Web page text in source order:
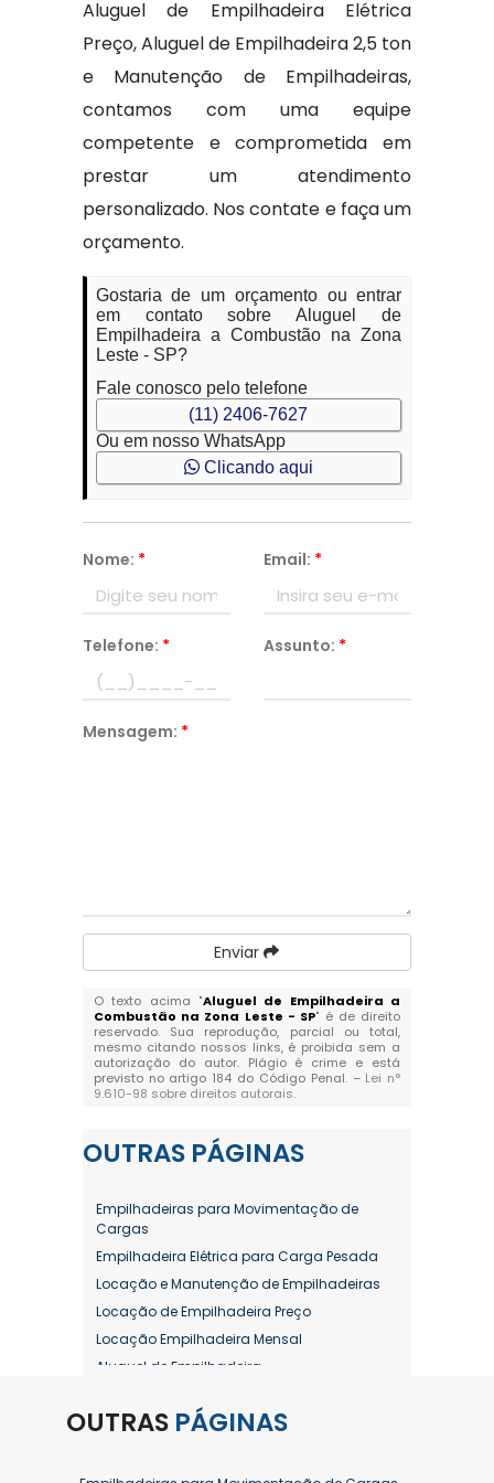
Aluguel de Empilhadeira Elétrica
Preço, Aluguel de Empilhadeira 2,5 ton
e Manutenção de Empilhadeiras,
contamos com uma equipe
competente e comprometida em
prestar um atendimento
personalizado. Nos contate e faça um
orçamento.
Gostaria de um orçamento ou entrar
em contato sobre Aluguel de
Empilhadeira a Combustão na Zona
Leste - SP?
Fale conosco pelo telefone
(11) 2406-7627
Ou em nosso WhatsApp
Clicando aqui
Nome: * Email: *
Telefone: * Assunto: *
Mensagem: *
Enviar
O texto acima "Aluguel de Empilhadeira a
Combustão na Zona Leste - SP" é de direito
reservado. Sua reprodução, parcial ou total,
mesmo citando nossos links, é proibida sem a
autorização do autor. Plágio é crime e está
previsto no artigo 184 do Código Penal. – Lei n°
9.610-98 sobre direitos autorais.
OUTRAS PÁGINAS
Empilhadeiras para Movimentação de
Cargas
Empilhadeira Elétrica para Carga Pesada
Locação e Manutenção de Empilhadeiras
Locação de Empilhadeira Preço
Locação Empilhadeira Mensal
Aluguel de Empilhadeira
Aluguel de Empilhadeira Diária Valor
Aluguel de Empilhadeira Elétrica Preço
OUTRAS PÁGINAS